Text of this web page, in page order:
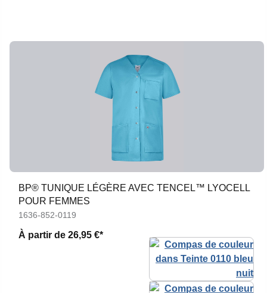
BP® TUNIQUE LÉGÈRE AVEC TENCEL™ LYOCELL
POUR FEMMES
1636-852-0119
À partir de 26,95 €*